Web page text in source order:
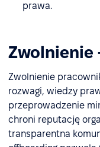
prawa.
Zwolnienie
Zwolnienie
rozwagi, wiedzy
przeprowadzenie
chroni reputację
transparentna